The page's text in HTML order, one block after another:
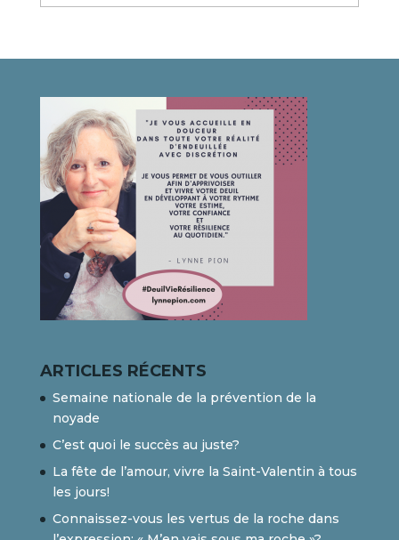
ARTICLES RÉCENTS
Semaine nationale de la prévention de la
noyade
C’est quoi le succès au juste?
La fête de l’amour, vivre la Saint-Valentin à tous
les jours!
Connaissez-vous les vertus de la roche dans